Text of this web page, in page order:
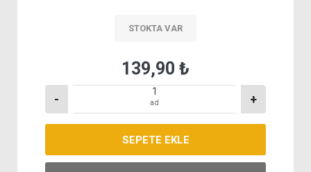
STOKTA VAR
139,90 ₺
- ad +